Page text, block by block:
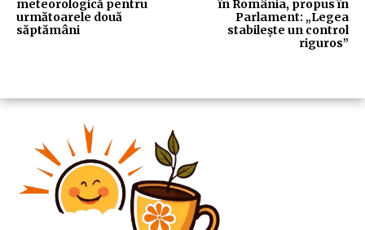
meteorologică pentru
următoarele două
săptămâni
în România, propus în
Parlament: „Legea
stabilește un control
riguros”